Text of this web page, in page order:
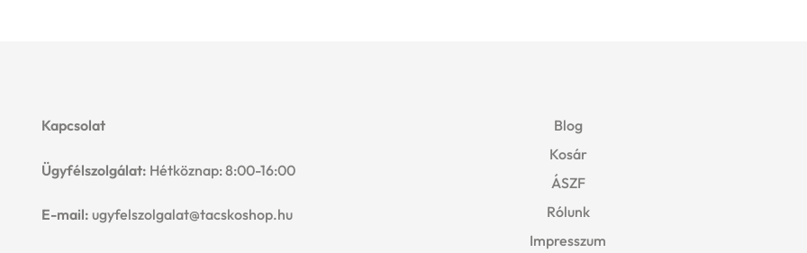
Kapcsolat
Ügyfélszolgálat: Hétköznap: 8:00-16:00
E-mail: ugyfelszolgalat@tacskoshop.hu
Blog
Kosár
ÁSZF
Rólunk
Impresszum